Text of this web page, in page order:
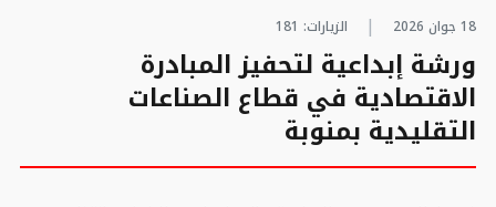
18 جوان 2026 الزيارات: 181
ورشة إبداعية لتحفيز المبادرة
الاقتصادية في قطاع الصناعات
التقليدية بمنوبة